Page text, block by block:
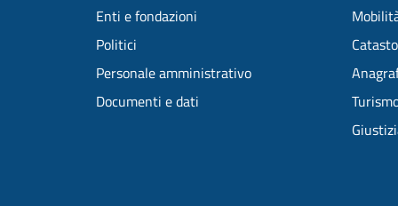
Enti e fondazioni
Politici
Personale amministrativo
Documenti e dati